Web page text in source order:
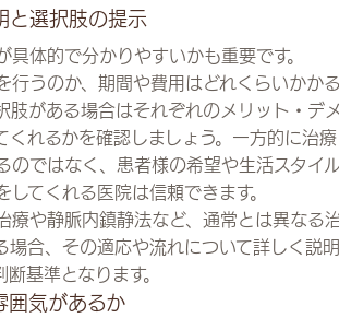
と選択肢の提示
具体的で分かりやすいかも重要です。
行うのか、期間や費用はどれくらいかか
肢がある場合はそれぞれのメリット・デ
くれるかを確認しましょう。一方的に治療
のではなく、患者様の希望や生活スタイ
てくれる医院は信頼できます。
療や静脈内鎮静法など、通常とは異なる
場合、その適応や流れについて詳しく説明
基準となります。
囲気があるか